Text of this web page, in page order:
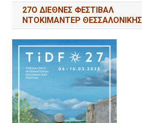
27Ο ΔΙΕΘΝΕΣ ΦΕΣΤΙΒΑΛ
ΝΤΟΚΙΜΑΝΤΕΡ ΘΕΣΣΑΛΟΝΙΚΗΣ